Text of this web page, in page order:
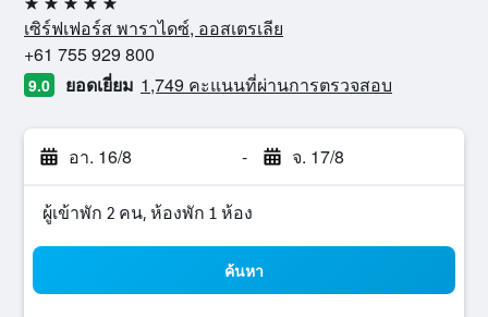
5 ดาว
เซิร์ฟเฟอร์ส พาราไดซ์, ออสเตรเลีย
+61 755 929 800
9.0 ยอดเยี่ยม 1,749 คะแนนที่ผ่านการตรวจสอบ
อา. 16/8 - จ. 17/8
ผู้เข้าพัก 2 คน, ห้องพัก 1 ห้อง
ค้นหา